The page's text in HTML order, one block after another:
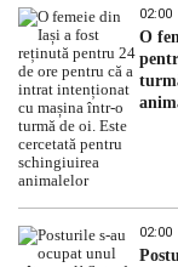
02:00
O
02:00